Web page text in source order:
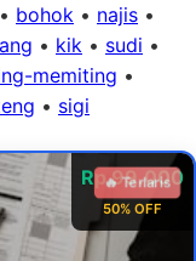
• bohok • najis •
• kik • sudi •
memiting •
• sigi
Rp 99.000
50% OFF
🔥 Terlaris